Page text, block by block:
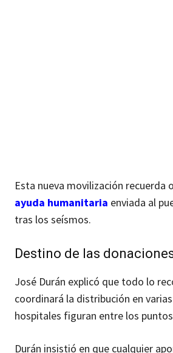
Esta nueva movilización recuerda
ayuda humanitaria enviada al
tras los seísmos.
Destino de las
José Durán explicó que todo lo
coordinará la distribución en
hospitales figuran entre los
Durán insistió en que cualquier